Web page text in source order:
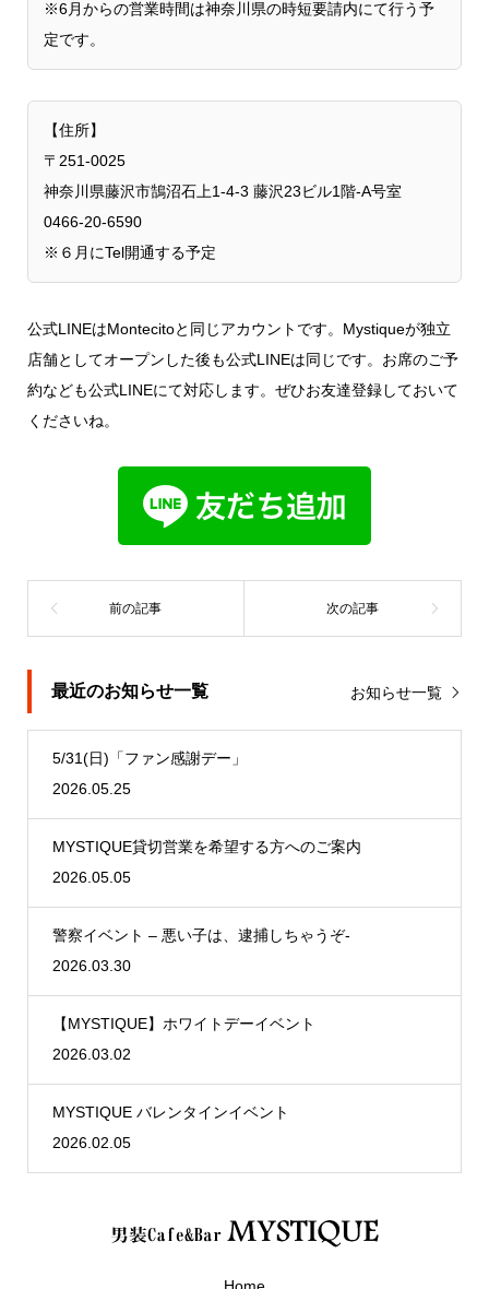
※6月からの営業時間は神奈川県の時短要請内にて行う予
定です。
【住所】
〒251-0025
神奈川県藤沢市鵠沼石上1-4-3 藤沢23ビル1階-A号室
0466-20-6590
※６月にTel開通する予定
公式LINEはMontecitoと同じアカウントです。Mystiqueが独立
店舗としてオープンした後も公式LINEは同じです。お席のご予
約なども公式LINEにて対応します。ぜひお友達登録しておいて
くださいね。
最近のお知らせ一覧 お知らせ一覧
5/31(日)「ファン感謝デー」
2026.05.25
MYSTIQUE貸切営業を希望する方へのご案内
2026.05.05
警察イベント – 悪い子は、逮捕しちゃうぞ-
2026.03.30
【MYSTIQUE】ホワイトデーイベント
2026.03.02
MYSTIQUE バレンタインイベント
2026.02.05